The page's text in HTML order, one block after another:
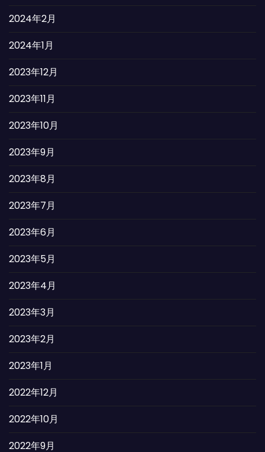
2024年2月
2024年1月
2023年12月
2023年11月
2023年10月
2023年9月
2023年8月
2023年7月
2023年6月
2023年5月
2023年4月
2023年3月
2023年2月
2023年1月
2022年12月
2022年10月
2022年9月